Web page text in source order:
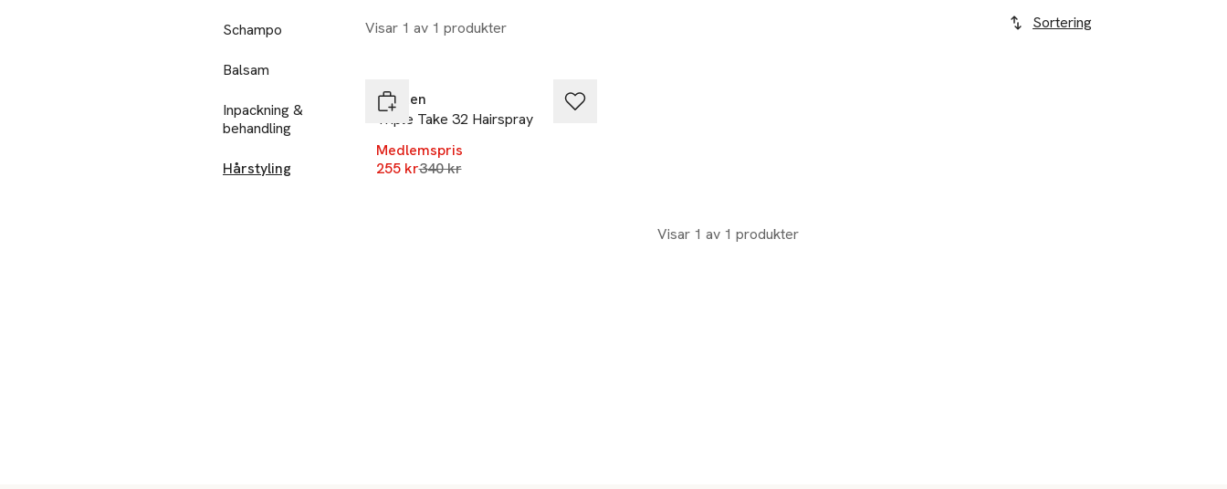
Schampo
Balsam
Inpackning &
behandling
Hårstyling
Visar 1 av 1 produkter Sortering
Redken
Triple Take 32 Hairspray
Medlemspris
255 krLägsta pris 30 dagar
340 kr
Visar 1 av 1 produkter